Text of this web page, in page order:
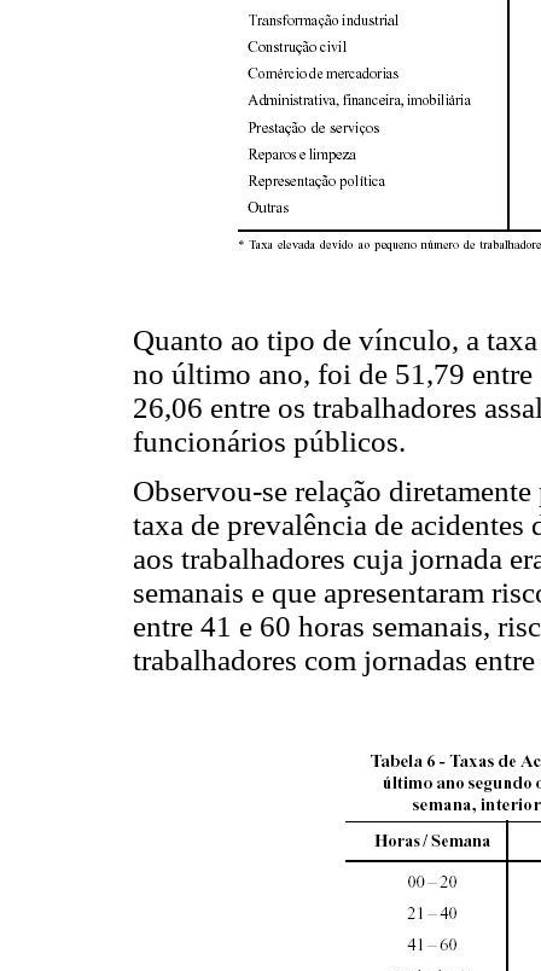
Quanto ao tipo de vínculo, a
no último ano, foi de 51,79 entre
26,06 entre os trabalhadores
funcionários públicos.
Observou-se relação
taxa de prevalência de
aos trabalhadores cuja jornada
semanais e que apresentaram
entre 41 e 60 horas semanais,
trabalhadores com jornadas